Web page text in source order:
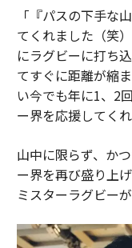
「『パスの下手な
てくれました（笑
にラグビーに打ち
てすぐに距離が縮
い今でも年に1、2
ー界を応援してく
山中に限らず、か
ー界を再び盛り上
ミスターラグビー